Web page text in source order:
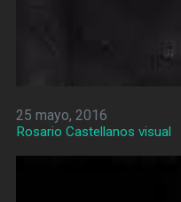
25 mayo, 2016
Rosario Castellanos visual